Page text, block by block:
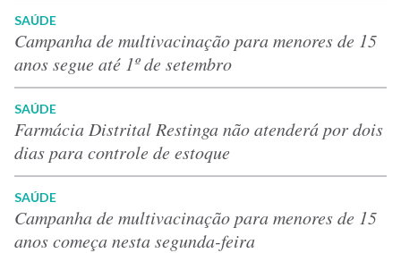
SAÚDE
Campanha de multivacinação para menores de 15
anos segue até 1º de setembro
SAÚDE
Farmácia Distrital Restinga não atenderá por dois
dias para controle de estoque
SAÚDE
Campanha de multivacinação para menores de 15
anos começa nesta segunda-feira